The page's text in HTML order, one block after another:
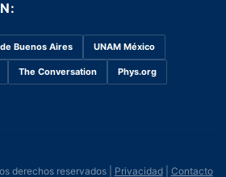
Buenos Aires UNAM México
The Conversation Phys.org
derechos reservados | Privacidad| Contacto